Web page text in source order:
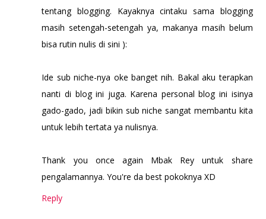
tentang blogging. Kayaknya cintaku sama blogging
masih setengah-setengah ya, makanya masih belum
bisa rutin nulis di sini ):
Ide sub niche-nya oke banget nih. Bakal aku terapkan
nanti di blog ini juga. Karena personal blog ini isinya
gado-gado, jadi bikin sub niche sangat membantu kita
untuk lebih tertata ya nulisnya.
Thank you once again Mbak Rey untuk share
pengalamannya. You're da best pokoknya XD
Reply